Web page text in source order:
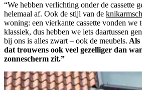
“We hebben verlichting onder de cassette
helemaal af. Ook de stijl van de
woning: een vierkante cassette vonden we
klassiek, dus hebben we iets daartussen
bij ons is alles zwart – ook de meubels. Als
dat trouwens ook veel gezelliger dan
zonnescherm zit.”